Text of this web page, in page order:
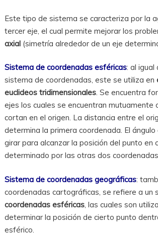
Este tipo de sistema se caracteriza por la
tercer eje, el cual permite mejorar los
axial(simetría alrededor de un eje
Sistema de coordenadas esféricas: al igual
sistema de coordenadas, este se utiliza en
euclideos tridimensionales. Se encuentra
ejes los cuales se encuentran mutuamente
cortan en el origen. La distancia entre el
determina la primera coordenada. El
girar para alcanzar la posición del punto en
determinado por las otras dos
Sistema de coordenadas geográficas:
coordenadas cartográficas, se refiere a un
coordenadas esféricas, las cuales son
determinar la posición de cierto punto
esférico.